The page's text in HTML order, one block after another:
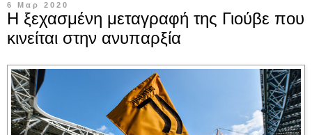
6 Μαρ 2020
Η ξεχασμένη μεταγραφή της Γιούβε που
κινείται στην ανυπαρξία